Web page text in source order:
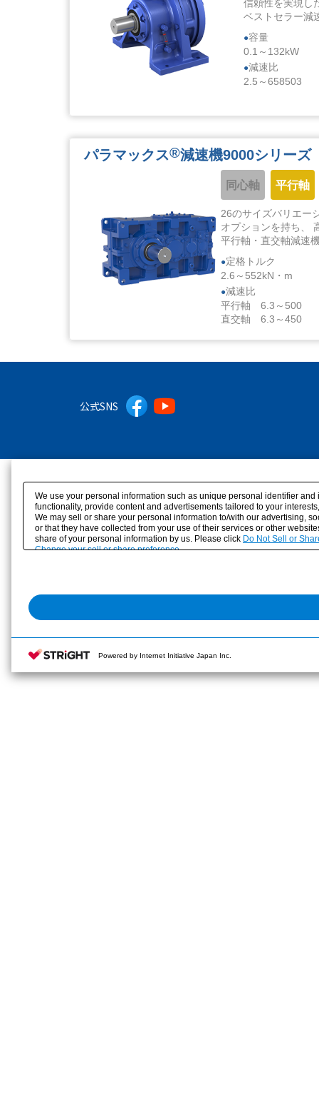
信頼性を実現し
ベストセラー減
容量
0.1～132kW
減速比
2.5～658503
パラマックス®減速機9000シリーズ
同心軸 平行軸
26のサイズバリエー
オプションを持ち、
平行軸・直交軸減速
定格トルク
2.6～552kN・m
減速比
平行軸 6.3～500
直交軸 6.3～450
公式SNS
We use your personal information such as unique personal identifier
functionality, provide content and advertisements tailored to your
We may sell or share your personal information to/with our advertising,
or that they have collected from your use of their services or other
share of your personal information by us. Please click Do Not Sell or
Change your sell or share preference
Powered by Internet Initiative Japan Inc.